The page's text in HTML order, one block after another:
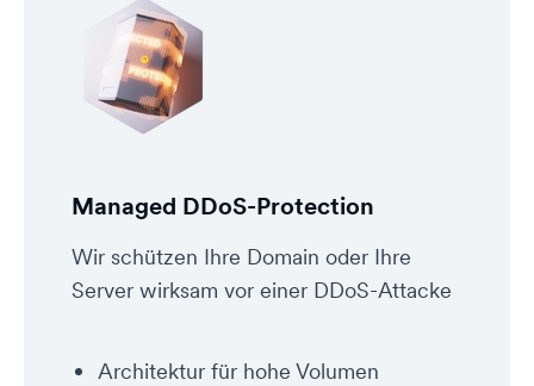
Managed DDoS-Protection
Wir schützen Ihre Domain oder Ihre
Server wirksam vor einer DDoS-Attacke
Architektur für hohe Volumen